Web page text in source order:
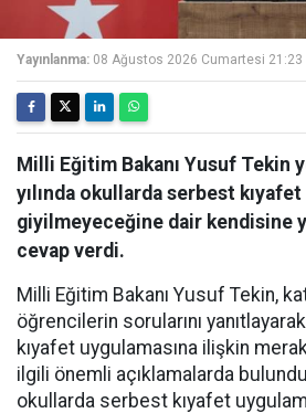
Yayınlanma: 08 Ağustos 2026 Cumartesi 21:23
Milli Eğitim Bakanı Yusuf Tekin
yılında okullarda serbest
giyilmeyeceğine dair kendisine
cevap verdi.
Milli Eğitim Bakanı Yusuf Tekin,
öğrencilerin sorularını
kıyafet uygulamasına ilişkin
ilgili önemli açıklamalarda
okullarda serbest kıyafet